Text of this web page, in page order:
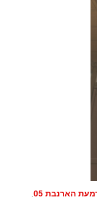
הארנבת 05 .